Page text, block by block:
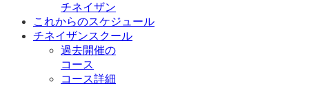
チネイザン
これからのスケジュール
チネイザンスクール
過去開催の
コース
コース詳細